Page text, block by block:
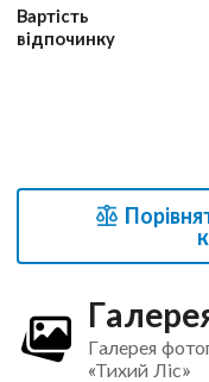
Вартість
відпочинку
Галерея
«Тихий Ліс»